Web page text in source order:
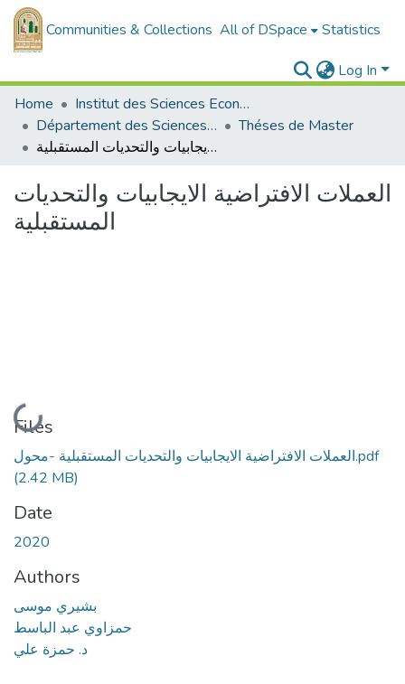
Communities & Collections All of DSpace Statistics
Log In
Home
Institut des Sciences Economiques, Commerciales et des Sciences de Gestion
Département des Sciences Economiques
Théses de Master
العملات الافتراضية الايجابيات والتحديات المستقبلية
العملات الافتراضية الايجابيات والتحديات
المستقبلية
Loading...
Files
العملات الافتراضية الايجابيات والتحديات المستقبلية -محول.pdf
(2.42 MB)
Date
2020
Authors
بشيري موسى
حمزاوي عبد الباسط
د. حمزة علي